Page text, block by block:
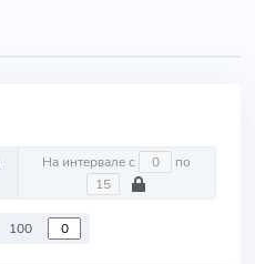
На интервале с по
100